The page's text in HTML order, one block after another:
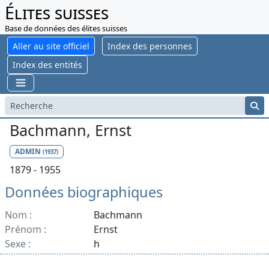
Élites suisses
Base de données des élites suisses
Aller au site officiel
Index des personnes
Index des entités
Bachmann, Ernst
ADMIN (1937)
1879 - 1955
Données biographiques
Nom :
Bachmann
Prénom :
Ernst
Sexe :
h